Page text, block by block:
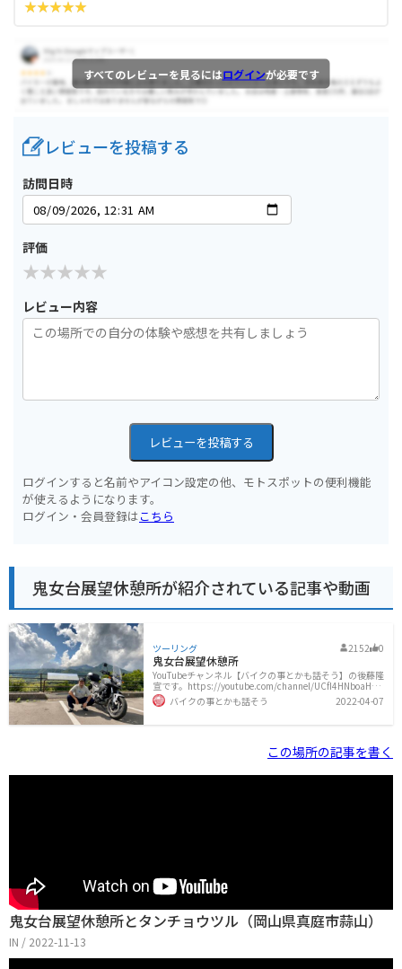
すべてのレビューを見るにはログインが必要です
レビューを投稿する
訪問日時
評価
レビュー内容
レビューを投稿する
ログインすると名前やアイコン設定の他、モトスポットの便利機能
が使えるようになります。
ログイン・会員登録はこちら
鬼女台展望休憩所が紹介されている記事や動画
ツーリング 2152 0
鬼女台展望休憩所
YouTubeチャンネル【バイクの事とかも話そう】の後藤隆
宣です。https://youtube.com/channel/UCfI4HNboaH5
WQwXaDgtHxaA
2021年7月14日撮影バイクの写真を
撮りたくなる場所。北の方には大山の頂きが見えます。
駐車場とトイレがあるので蒜山ツーリングの休憩に最
2020年10月5日撮影【過去に
鬼女台展望台休憩所へツーリングに行った時の動画】【N
バイクの事とかも話そう 2022-04-07
この場所の記事を書く
鬼女台展望休憩所とタンチョウツル（岡山県真庭市蒜山）
IN / 2022-11-13